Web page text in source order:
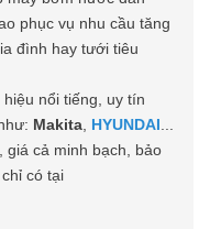
phục vụ nhu cầu tăng
đình hay tưới tiêu
nổi tiếng, uy tín
Makita HYUNDAI
giá cả minh bạch, bảo
có tại